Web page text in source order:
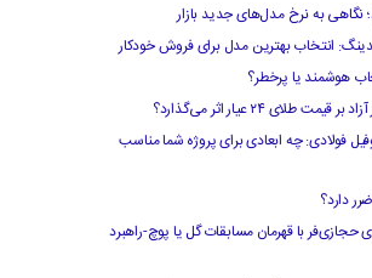
نگاهی به نرخ مدل‌های جدید بازار
انتخاب بهترین مدل برای فروش خودکار
هوشمند یا پرخطر؟
طلای ۲۴ عیار اثر می‌گذارد؟
فولادی: چه ابعادی برای پروژه شما مناسب
دارد​؟
حجازی‌فر با قهرمان مسابقات گل یا پوچ-راهبرد